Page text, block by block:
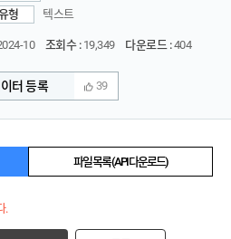
형
텍스트
10 조회수 :19,349 다운로드 :404
터 등록 39
파일 목록 (API 다운로드)
.